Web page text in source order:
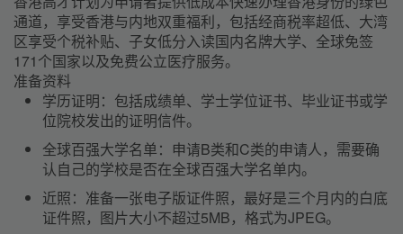
通道，享受香港与内地双重福利，包括经商税率超低、大湾
区享受个税补贴、子女低分入读国内名牌大学、全球免签
171个国家以及免费公立医疗服务。
准备资料
学历证明： 包括成绩单、学士学位证书、毕业证书或学
位院校发出的证明信件。
全球百强大学名单： 申请B类和C类的申请人，需要确
认自己的学校是否在全球百强大学名单内。
近照： 准备一张电子版证件照，最好是三个月内的白底
证件照，图片大小不超过5MB，格式为JPEG。